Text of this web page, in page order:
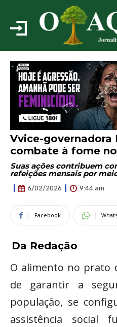
Vvice-
combate à fome
Suas ações contribuem
refeições mensais por
6/02/2026 9:44 am
Facebook
Da Redação
O alimento no prato
de garantir a
população, se
assistência social